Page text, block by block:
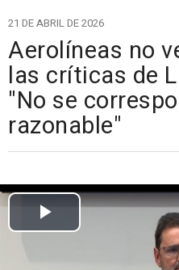
21 DE ABRIL DE 2026
Aerolíneas no
las críticas de
"No se
razonable"